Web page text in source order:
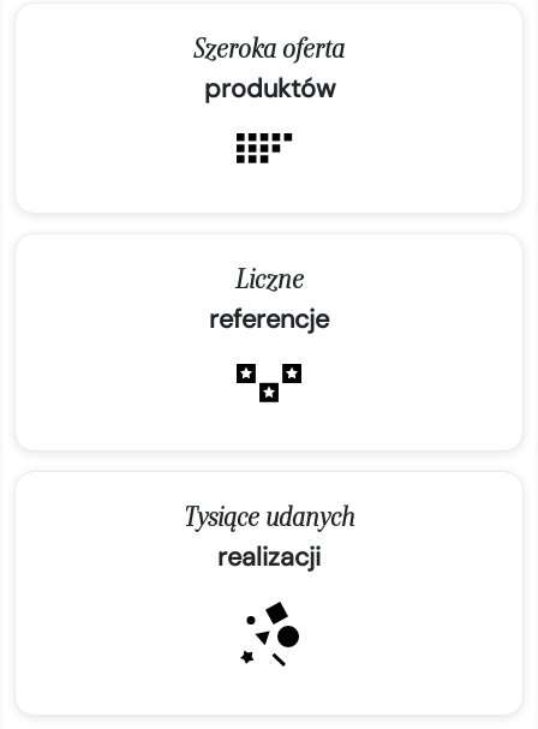
Szeroka oferta
produktów
Liczne
referencje
Tysiące udanych
realizacji